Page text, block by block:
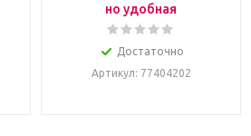
но удобная
Достаточно
Артикул: 77404202